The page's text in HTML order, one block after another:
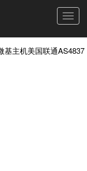
基主机美国联通AS4837